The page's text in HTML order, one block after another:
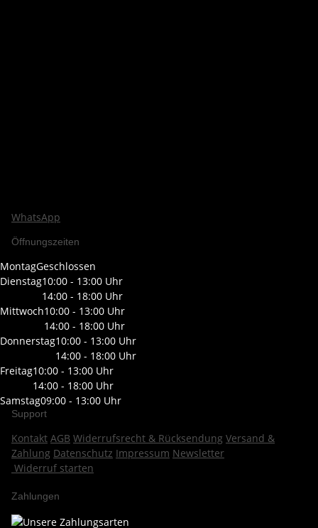
WhatsApp
Öffnungszeiten
MontagGeschlossen
Dienstag10:00 - 13:00 Uhr
14:00 - 18:00 Uhr
Mittwoch10:00 - 13:00 Uhr
14:00 - 18:00 Uhr
Donnerstag10:00 - 13:00 Uhr
14:00 - 18:00 Uhr
Freitag10:00 - 13:00 Uhr
14:00 - 18:00 Uhr
Samstag09:00 - 13:00 Uhr
Support
Kontakt AGB Widerrufsrecht & Rücksendung Versand &
Zahlung Datenschutz Impressum Newsletter
Widerruf starten
Zahlungen